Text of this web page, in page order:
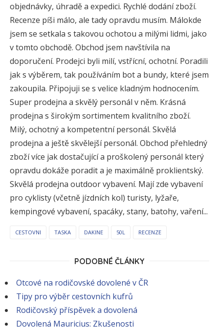
objednávky, úhradě a expedici. Rychlé dodání zboží.
Recenze píši málo, ale tady opravdu musím. Málokde
jsem se setkala s takovou ochotou a milými lidmi, jako
v tomto obchodě. Obchod jsem navštívila na
doporučení. Prodejci byli milí, vstřícní, ochotní. Poradili
jak s výběrem, tak používáním bot a bundy, které jsem
zakoupila. Připojuji se s velice kladným hodnocením.
Super prodejna a skvělý personál v něm. Krásná
prodejna s širokým sortimentem kvalitního zboží.
Milý, ochotný a kompetentní personál. Skvělá
prodejna a ještě skvělejší personál. Obchod přehledný
zboží více jak dostačující a proškolený personál který
opravdu dokáže poradit a je maximálně proklientský.
Skvělá prodejna outdoor vybavení. Mají zde vybavení
pro cyklisty (včetně jízdních kol) turisty, lyžaře,
kempingové vybavení, spacáky, stany, batohy, vaření...
CESTOVNI TASKA DAKINE 50L RECENZE
PODOBNÉ ČLÁNKY
Otcové na rodičovské dovolené v ČR
Tipy pro výběr cestovních kufrů
Rodičovský příspěvek a dovolená
Dovolená Mauricius: Zkušenosti